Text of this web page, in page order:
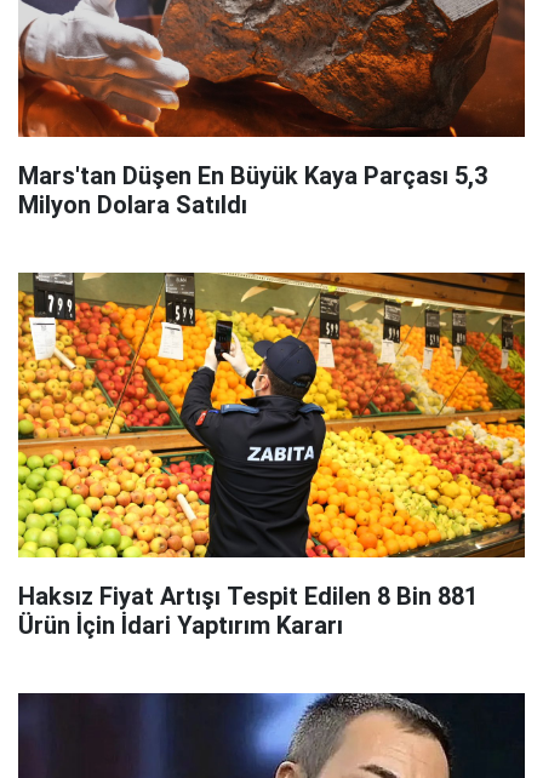
Mars'tan Düşen En Büyük Kaya Parçası 5,3
Milyon Dolara Satıldı
Haksız Fiyat Artışı Tespit Edilen 8 Bin 881
Ürün İçin İdari Yaptırım Kararı